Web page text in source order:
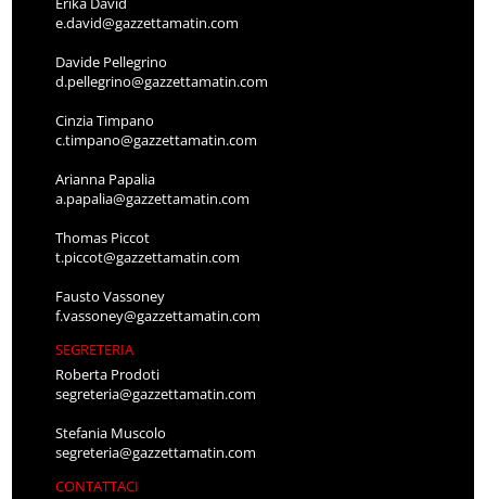
e.david@gazzettamatin.com
Davide Pellegrino
d.pellegrino@gazzettamatin.com
Cinzia Timpano
c.timpano@gazzettamatin.com
Arianna Papalia
a.papalia@gazzettamatin.com
Thomas Piccot
t.piccot@gazzettamatin.com
Fausto Vassoney
f.vassoney@gazzettamatin.com
SEGRETERIA
Roberta Prodoti
segreteria@gazzettamatin.com
Stefania Muscolo
segreteria@gazzettamatin.com
CONTATTACI